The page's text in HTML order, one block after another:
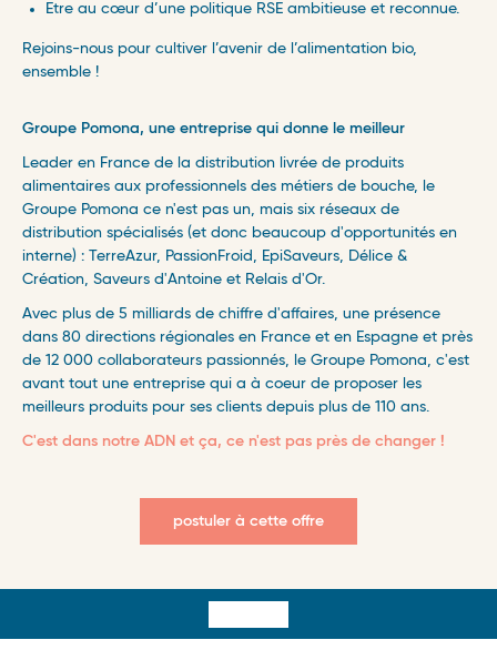
Etre au cœur d’une politique RSE ambitieuse et reconnue.
Rejoins-nous pour cultiver l’avenir de l’alimentation bio,
ensemble !
Groupe Pomona, une entreprise qui donne le meilleur
Leader en France de la distribution livrée de produits
alimentaires aux professionnels des métiers de bouche, le
Groupe Pomona ce n'est pas un, mais six réseaux de
distribution spécialisés (et donc beaucoup d'opportunités en
interne) : TerreAzur, PassionFroid, EpiSaveurs, Délice &
Création, Saveurs d'Antoine et Relais d'Or.
Avec plus de 5 milliards de chiffre d'affaires, une présence
dans 80 directions régionales en France et en Espagne et près
de 12 000 collaborateurs passionnés, le Groupe Pomona, c'est
avant tout une entreprise qui a à coeur de proposer les
meilleurs produits pour ses clients depuis plus de 110 ans.
C'est dans notre ADN et ça, ce n'est pas près de changer !
postuler à cette offre
Surfooter